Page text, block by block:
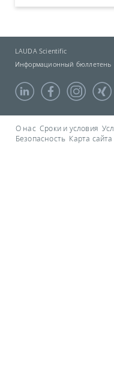
LAUDA Scientific
Информационный бюллетень
О нас Сроки и условия
Безопасность Карта сайта